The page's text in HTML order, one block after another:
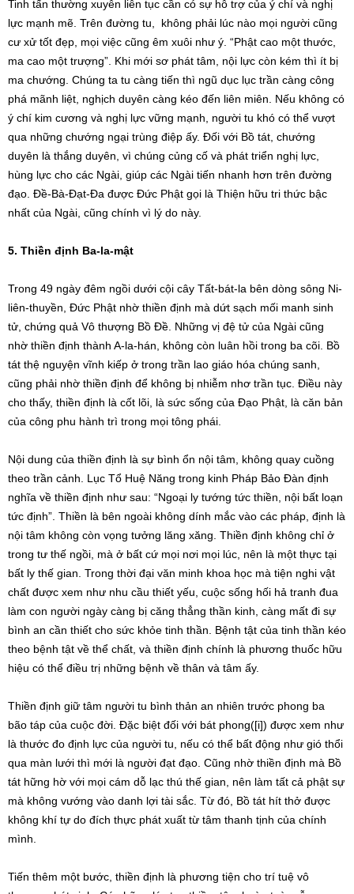
Tinh tấn thường xuyên liên tục cần có sự hỗ trợ của ý chí và nghị
lực mạnh mẽ. Trên đường tu, không phải lúc nào mọi người cũng
cư xử tốt đẹp, mọi việc cũng êm xuôi như ý. “Phật cao một thước,
ma cao một trượng”. Khi mới sơ phát tâm, nội lực còn kém thì ít bị
ma chướng. Chúng ta tu càng tiến thì ngũ dục lục trần càng công
phá mãnh liệt, nghịch duyên càng kéo đến liên miên. Nếu không có
ý chí kim cương và nghị lực vững mạnh, người tu khó có thể vượt
qua những chướng ngại trùng điệp ấy. Đối với Bồ tát, chướng
duyên là thắng duyên, vì chúng củng cố và phát triển nghị lực,
hùng lực cho các Ngài, giúp các Ngài tiến nhanh hơn trên đường
đạo. Đề-Bà-Đạt-Đa được Đức Phật gọi là Thiện hữu tri thức bậc
nhất của Ngài, cũng chính vì lý do này.
5. Thiền định Ba-la-mật
Trong 49 ngày đêm ngồi dưới cội cây Tất-bát-la bên dòng sông Ni-
liên-thuyền, Đức Phật nhờ thiền định mà dứt sạch mối manh sinh
tử, chứng quả Vô thượng Bồ Đề. Những vị đệ tử của Ngài cũng
nhờ thiền định thành A-la-hán, không còn luân hồi trong ba cõi. Bồ
tát thệ nguyện vĩnh kiếp ở trong trần lao giáo hóa chúng sanh,
cũng phải nhờ thiền định để không bị nhiễm nhơ trần tục. Điều này
cho thấy, thiền định là cốt lõi, là sức sống của Đạo Phật, là căn bản
của công phu hành trì trong mọi tông phái.
Nội dung của thiền định là sự bình ổn nội tâm, không quay cuồng
theo trần cảnh. Lục Tổ Huệ Năng trong kinh Pháp Bảo Đàn định
nghĩa về thiền định như sau: “Ngoại ly tướng tức thiền, nội bất loạn
tức định”. Thiền là bên ngoài không dính mắc vào các pháp, định là
nội tâm không còn vọng tưởng lăng xăng. Thiền định không chỉ ở
trong tư thế ngồi, mà ở bất cứ mọi nơi mọi lúc, nên là một thực tại
bất ly thế gian. Trong thời đại văn minh khoa học mà tiện nghi vật
chất được xem như nhu cầu thiết yếu, cuộc sống hối hả tranh đua
làm con người ngày càng bị căng thẳng thần kinh, càng mất đi sự
bình an cần thiết cho sức khỏe tinh thần. Bệnh tật của tinh thần kéo
theo bệnh tật về thể chất, và thiền định chính là phương thuốc hữu
hiệu có thể điều trị những bệnh về thân và tâm ấy.
Thiền định giữ tâm người tu bình thản an nhiên trước phong ba
bão táp của cuộc đời. Đặc biệt đối với bát phong([i]) được xem như
là thước đo định lực của người tu, nếu có thể bất động như gió thổi
qua màn lưới thì mới là người đạt đạo. Cũng nhờ thiền định mà Bồ
tát hững hờ với mọi cám dỗ lạc thú thế gian, nên làm tất cả phật sự
mà không vướng vào danh lợi tài sắc. Từ đó, Bồ tát hít thở được
không khí tự do đích thực phát xuất từ tâm thanh tịnh của chính
mình.
Tiến thêm một bước, thiền định là phương tiện cho trí tuệ vô